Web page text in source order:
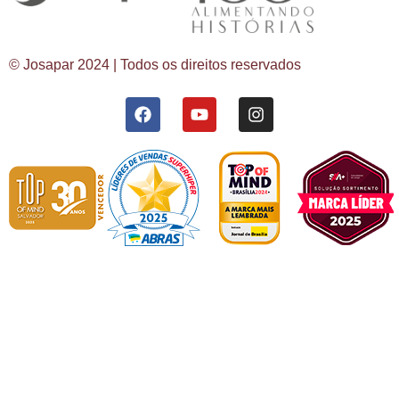
© Josapar 2024 | Todos os direitos reservados